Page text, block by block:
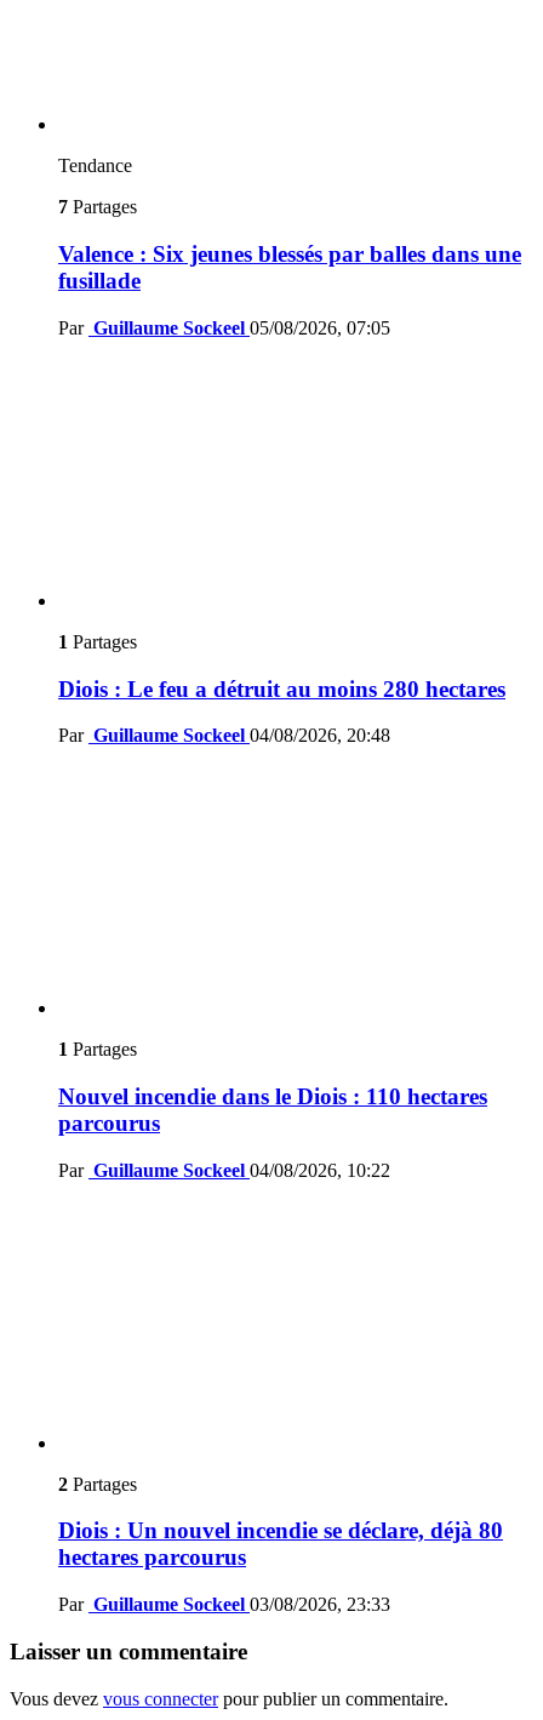
Tendance
7 Partages
Valence : Six jeunes blessés par balles dans une
fusillade
Par Guillaume Sockeel 05/08/2026, 07:05
1 Partages
Diois : Le feu a détruit au moins 280 hectares
Par Guillaume Sockeel 04/08/2026, 20:48
1 Partages
Nouvel incendie dans le Diois : 110 hectares
parcourus
Par Guillaume Sockeel 04/08/2026, 10:22
2 Partages
Diois : Un nouvel incendie se déclare, déjà 80
hectares parcourus
Par Guillaume Sockeel 03/08/2026, 23:33
Laisser un commentaire
Vous devez vous connecterpour publier un commentaire.